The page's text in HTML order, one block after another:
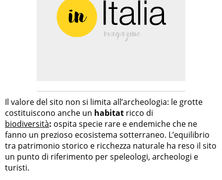
Il valore del sito non si limita all’archeologia: le grotte
costituiscono anche un habitat ricco di
biodiversità: ospita specie rare e endemiche che ne
fanno un prezioso ecosistema sotterraneo. L’equilibrio
tra patrimonio storico e ricchezza naturale ha reso il sito
un punto di riferimento per speleologi, archeologi e
turisti.